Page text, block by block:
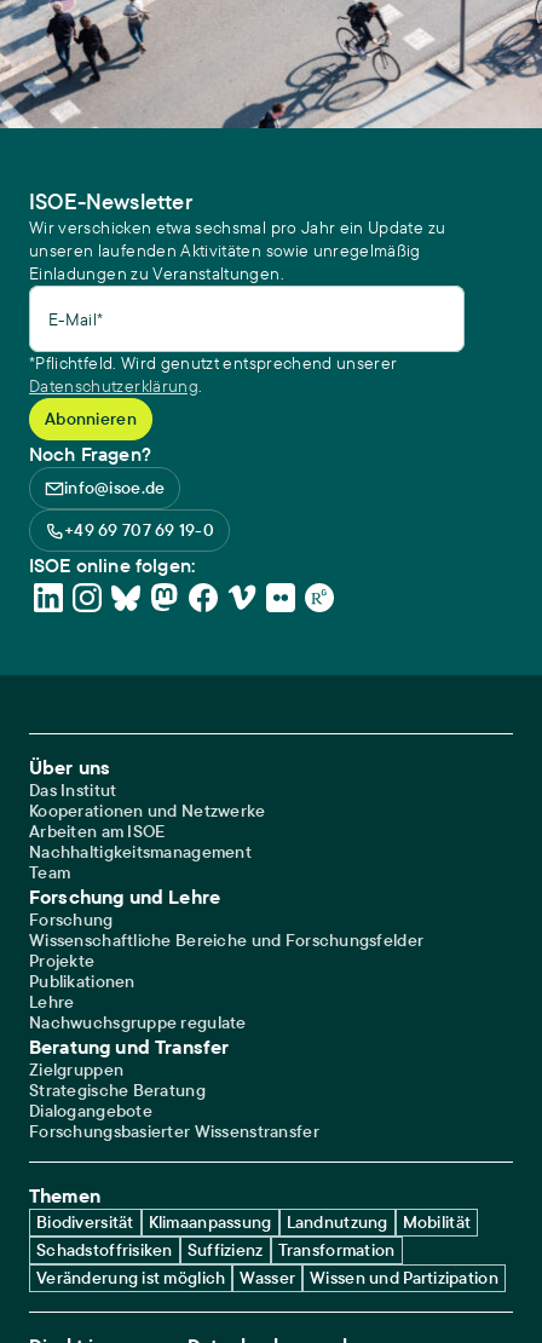
ISOE-Newsletter
Wir verschicken etwa sechsmal pro Jahr ein Update zu
unseren laufenden Aktivitäten sowie unregelmäßig
Einladungen zu Veranstaltungen.
E-Mail*
*Pflichtfeld. Wird genutzt entsprechend unserer
Datenschutzerklärung.
Noch Fragen?
info@isoe.de
+49 69 707 69 19-0
ISOE online folgen:
Footer Main Navigation
Über uns
Das Institut
Kooperationen und Netzwerke
Arbeiten am ISOE
Nachhaltigkeitsmanagement
Team
Forschung und Lehre
Forschung
Wissenschaftliche Bereiche und Forschungsfelder
Projekte
Publikationen
Lehre
Nachwuchsgruppe regulate
Beratung und Transfer
Zielgruppen
Strategische Beratung
Dialogangebote
Forschungsbasierter Wissenstransfer
Themen
Biodiversität Klimaanpassung Landnutzung
Mobilität
Schadstoffrisiken
Suffizienz
Transformation
Veränderung ist möglich
Wasser Wissen und Partizipation